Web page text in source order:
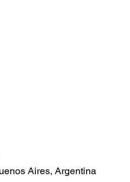
Aires, Argentina